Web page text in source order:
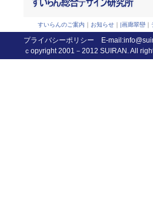
すいらんのご案内 ｜ お知らせ｜ |画廊翠巒｜
プライバシーポリシー E-mail:
ｃopyright 2001－2012 SUIRAN. All